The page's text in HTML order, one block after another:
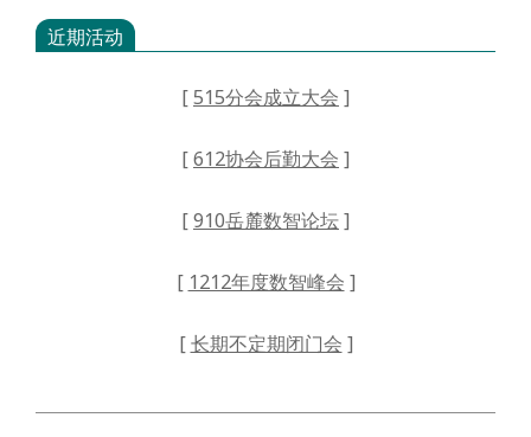
近期活动
[515分会成立大会 ]
[612协会后勤大会 ]
[910岳麓数智论坛]
[ 1212年度数智峰会 ]
[长期不定期闭门会 ]